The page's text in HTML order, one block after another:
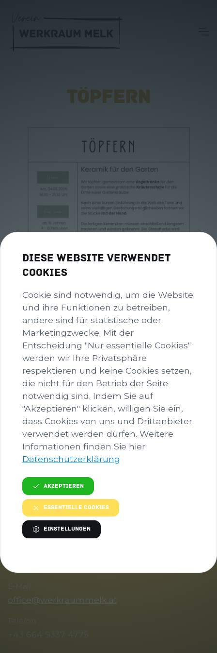
TÖPFERN
image/jpeg 1080x1350 149.3 KB
Herunterladen
Bild in voller Größe anzeigen…
KONTAKT
office@werkraummelk.at
+43 664 9337 4775
Diese Website verwendet
Cookies
Cookie sind notwendig, um die Website
und ihre Funktionen zu betreiben,
andere sind für statistische oder
Marketingzwecke. Mit der
Entscheidung "Nur essentielle Cookies"
werden wir Ihre Privatsphäre
respektieren und keine Cookies setzen,
die nicht für den Betrieb der Seite
notwendig sind. Indem Sie auf
"Akzeptieren" klicken, willigen Sie ein,
dass Cookies von uns und Drittanbieter
verwendet werden dürfen. Weitere
Infomationen finden Sie hier:
Datenschutzerklärung
Akzeptieren
Essentielle Cookies
Einstellungen